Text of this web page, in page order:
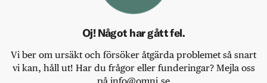
Oj! Något har gått fel.
Vi ber om ursäkt och försöker åtgärda problemet så snart
vi kan, håll ut! Har du frågor eller funderingar? Mejla oss